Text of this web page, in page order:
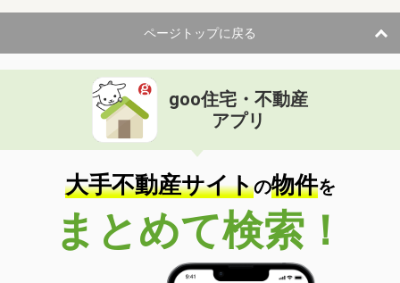
ページトップに戻る
goo住宅・不動産
アプリ
大手不動産サイトの物件を
まとめて検索！